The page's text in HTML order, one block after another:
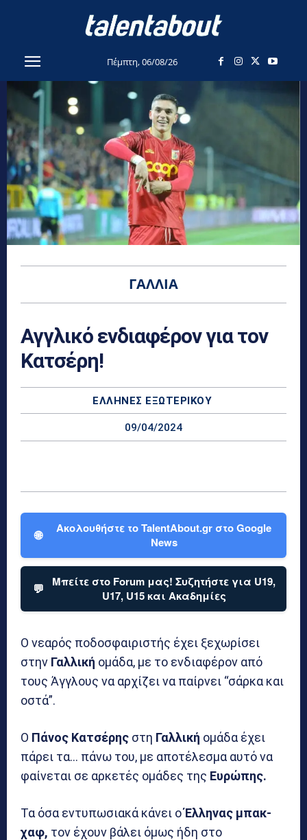
Πέμπτη, 06/08/26
ΓΑΛΛΊΑ
Αγγλικό ενδιαφέρον για τον
Κατσέρη!
ΕΛΛΗΝΕΣ ΕΞΩΤΕΡΙΚΟΎ
09/04/2024
🌐
Ακολουθήστε το TalentAbout.gr στο Google
News
💬
Μπείτε στο Forum μας! Συζητήστε για U19,
U17, U15 και Ακαδημίες
Ο νεαρός ποδοσφαιριστής έχει ξεχωρίσει
στην Γαλλική ομάδα, με το ενδιαφέρον από
τους Άγγλους να αρχίζει να παίρνει “σάρκα και
οστά”.
Ο Πάνος Κατσέρης στη Γαλλική ομάδα έχει
πάρει τα… πάνω του, με αποτέλεσμα αυτό να
φαίνεται σε αρκετές ομάδες της Ευρώπης.
Τα όσα εντυπωσιακά κάνει οΈλληνας μπακ-
χαφ, τον έχουν βάλει όμως ήδη στο